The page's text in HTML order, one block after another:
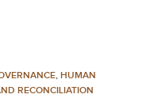
, HUMAN
RECONCILIATION